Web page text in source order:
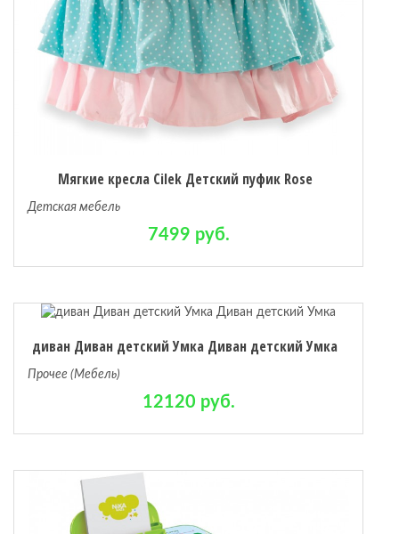
Мягкие кресла Cilek Детский пуфик Rose
Детская мебель
7499 руб.
диван Диван детский Умка Диван детский Умка
Прочее (Мебель)
12120 руб.